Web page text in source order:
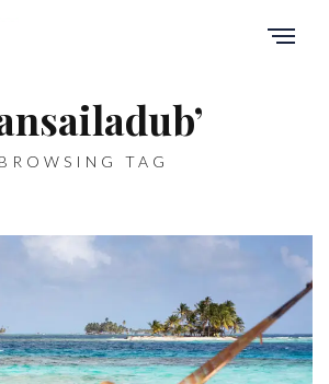
BROWSING TAG